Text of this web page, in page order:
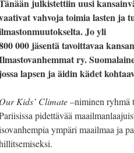
julkistettiin uusi
vahvoja toimia lasten ja
Jo yli
000 jäsentä tavoittavaa
ry.
jossa lapsen ja äidin kädet
Our Kids’ Climate–niminen ryhmä
pidettävää
ympäri maailmaa ja